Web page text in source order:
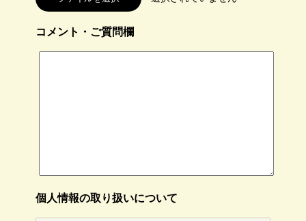
コメント・ご質問欄
個人情報の取り扱いについて